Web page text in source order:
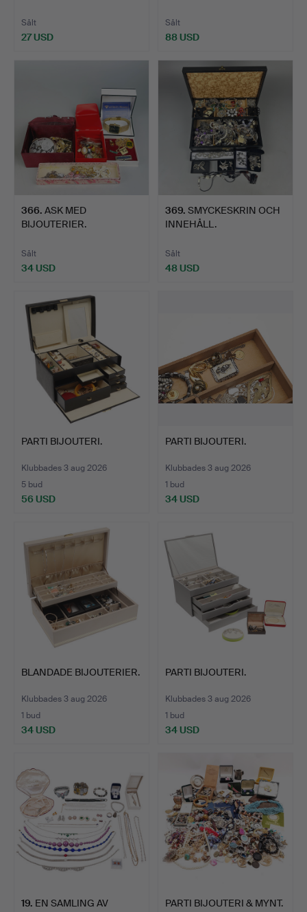
Sålt
27 USD
Sålt
88 USD
366. ASK MED
BIJOUTERIER.
Sålt
34 USD
369. SMYCKESKRIN OCH
INNEHÅLL.
Sålt
48 USD
PARTI BIJOUTERI.
Klubbades 3 aug 2026
5 bud
56 USD
PARTI BIJOUTERI.
Klubbades 3 aug 2026
1 bud
34 USD
BLANDADE BIJOUTERIER.
Klubbades 3 aug 2026
1 bud
34 USD
PARTI BIJOUTERI.
Klubbades 3 aug 2026
1 bud
34 USD
19. EN SAMLING AV
PARTI BIJOUTERI & MYNT.